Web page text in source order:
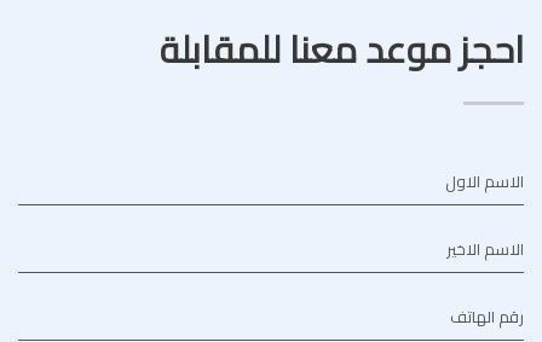
احجز موعد معنا للمقابلة
الاسم الاول
الاسم الاخير
رقم الهاتف